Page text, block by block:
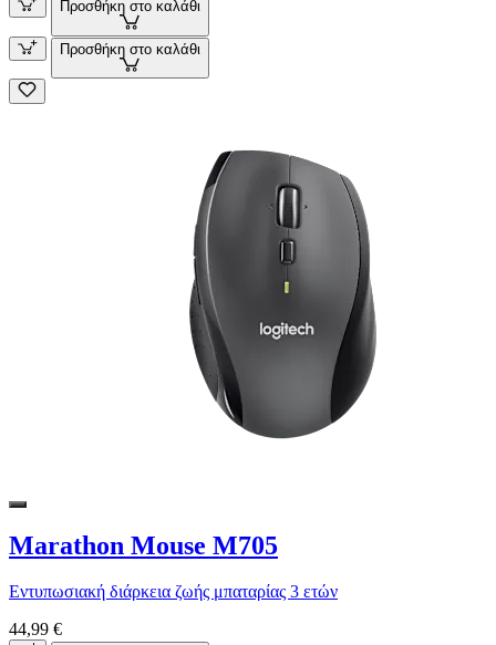
Προσθήκη στο καλάθι
Προσθήκη στο καλάθι
Marathon Mouse M705
Εντυπωσιακή διάρκεια ζωής μπαταρίας 3 ετών
44,99 €